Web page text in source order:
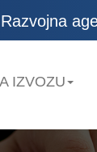
Razvojna
IZVOZU